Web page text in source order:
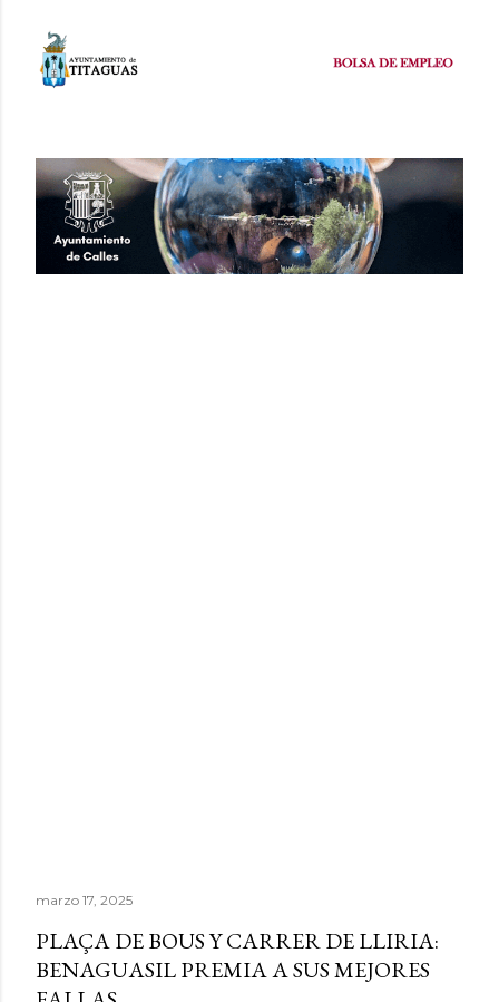
marzo 17, 2025
PLAÇA DE BOUS Y CARRER DE LLIRIA:
BENAGUASIL PREMIA A SUS MEJORES